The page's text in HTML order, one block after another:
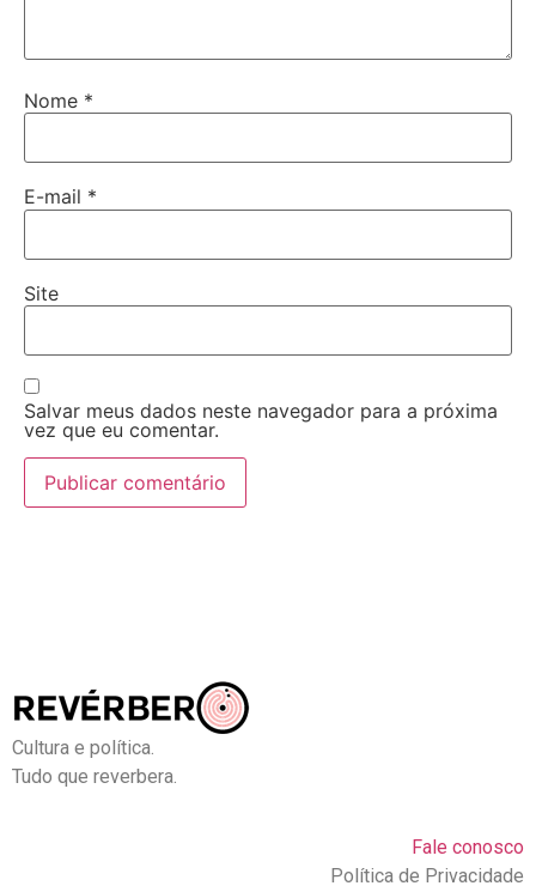
Nome *
E-mail *
Site
Salvar meus dados neste navegador para a próxima
vez que eu comentar.
Cultura e política.
Tudo que reverbera.
Fale conosco
Política de Privacidade